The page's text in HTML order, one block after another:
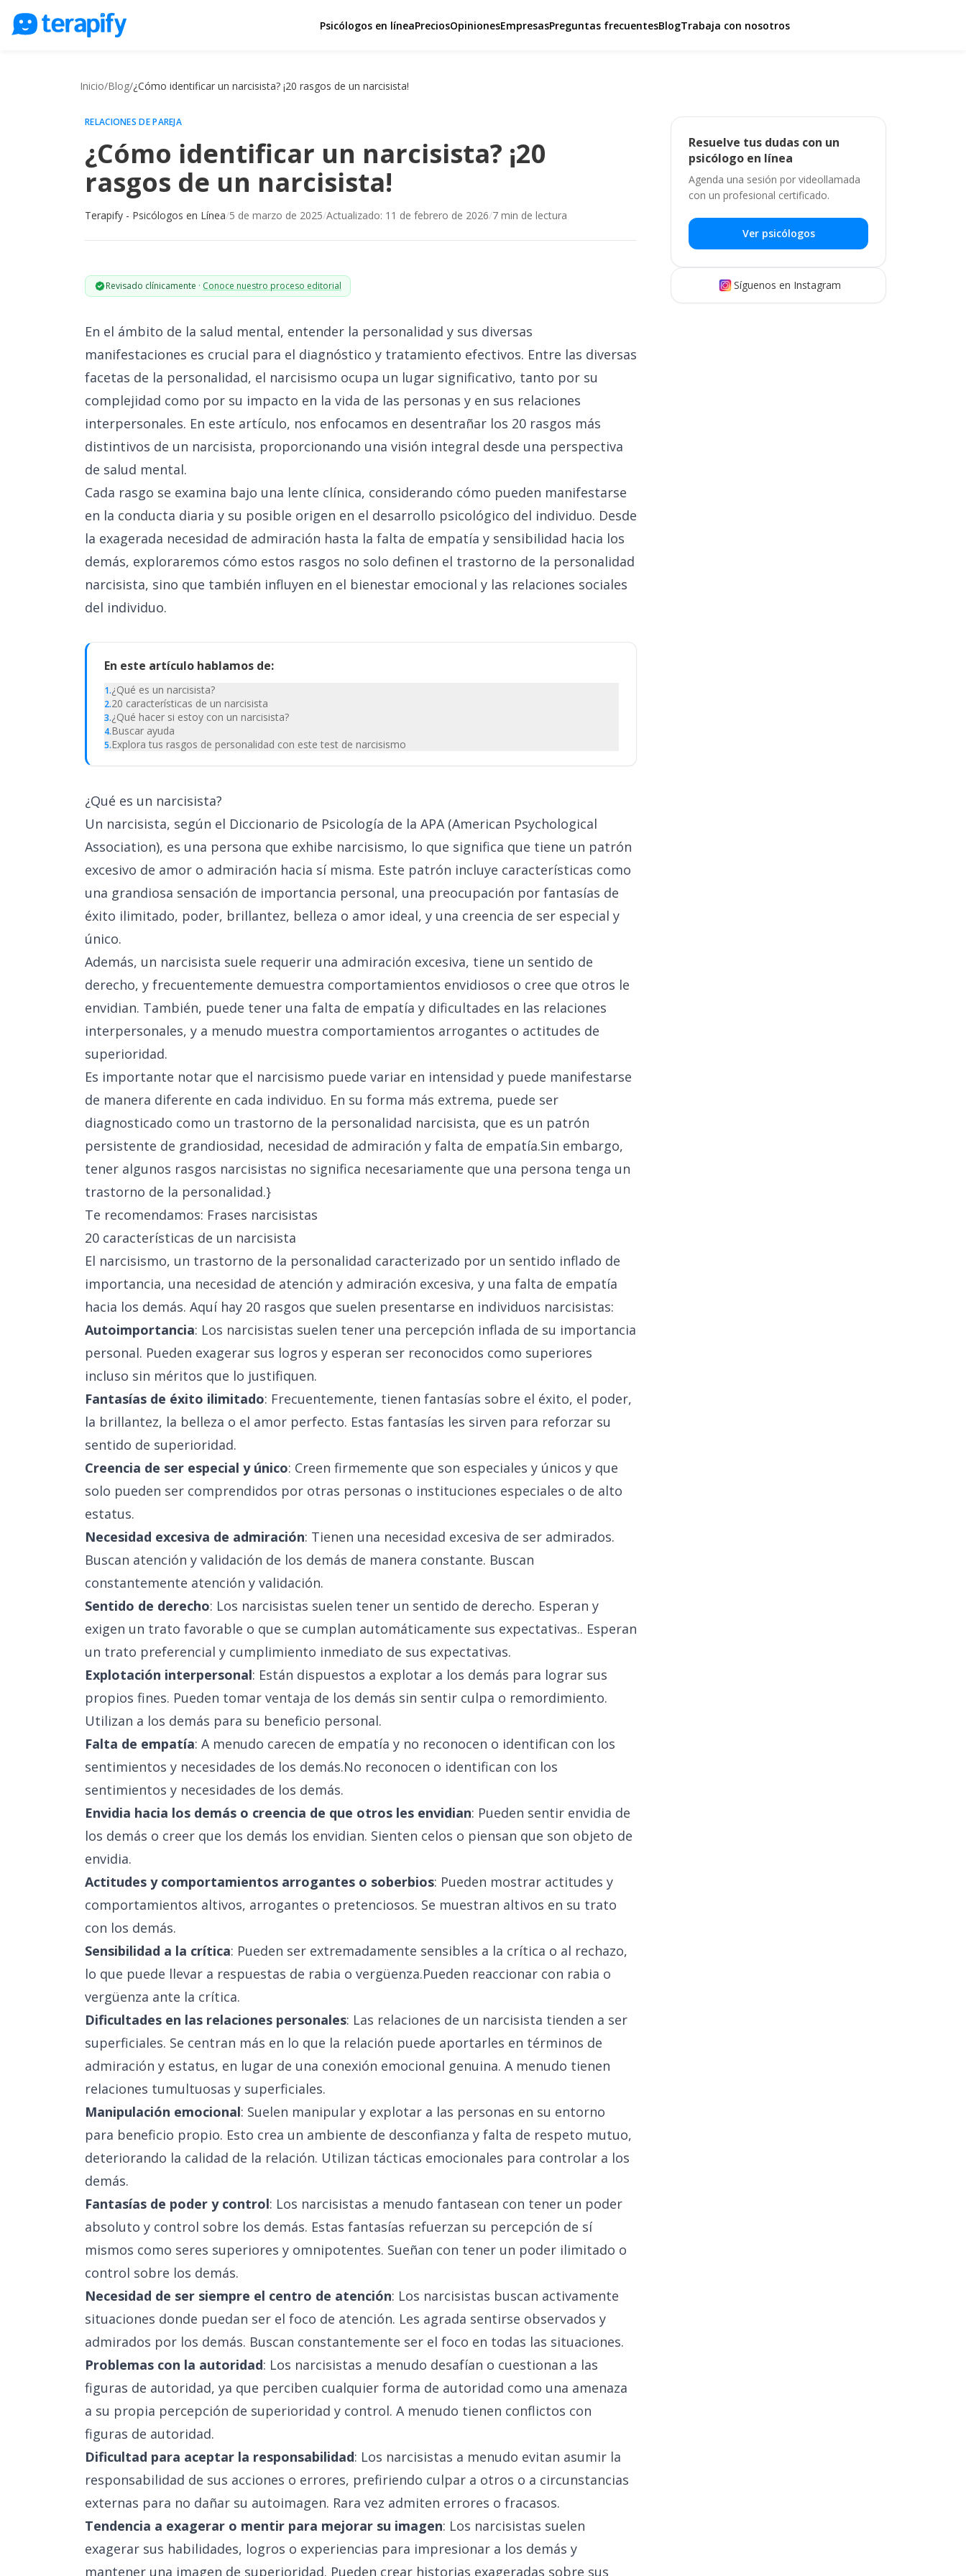
Psicólogos en líneaPreciosOpinionesEmpresasPreguntas frecuentesBlogTrabaja con nosotros
Preguntas frecuentes
Trabaja con nosotros
Inicio/Blog/¿Cómo identificar un narcisista? ¡20 rasgos de un narcisista!
RELACIONES DE PAREJA
¿Cómo identificar un narcisista? ¡20
rasgos de un narcisista!
Terapify - Psicólogos en Línea/5 de marzo de 2025/Actualizado: 11 de febrero de 2026/7 min de lectura
Revisado clínicamente · Conoce nuestro proceso editorial
En el ámbito de la salud mental, entender la personalidad y sus diversas
manifestaciones es crucial para el diagnóstico y tratamiento efectivos. Entre las diversas
facetas de la personalidad, el narcisismo ocupa un lugar significativo, tanto por su
complejidad como por su impacto en la vida de las personas y en sus relaciones
interpersonales. En este artículo, nos enfocamos en desentrañar los 20 rasgos más
distintivos de un narcisista, proporcionando una visión integral desde una perspectiva
de salud mental.
Cada rasgo se examina bajo una lente clínica, considerando cómo pueden manifestarse
en la conducta diaria y su posible origen en el desarrollo psicológico del individuo. Desde
la exagerada necesidad de admiración hasta la falta de empatía y sensibilidad hacia los
demás, exploraremos cómo estos rasgos no solo definen el trastorno de la personalidad
narcisista, sino que también influyen en el bienestar emocional y las relaciones sociales
del individuo.
En este artículo hablamos de:
1.¿Qué es un narcisista?
2.20 características de un narcisista
3.¿Qué hacer si estoy con un narcisista?
4.Buscar ayuda
5.Explora tus rasgos de personalidad con este test de narcisismo
¿Qué es un narcisista?
Un narcisista, según el Diccionario de Psicología de la APA (American Psychological
Association), es una persona que exhibe narcisismo, lo que significa que tiene un patrón
excesivo de amor o admiración hacia sí misma. Este patrón incluye características como
una grandiosa sensación de importancia personal, una preocupación por fantasías de
éxito ilimitado, poder, brillantez, belleza o amor ideal, y una creencia de ser especial y
único.
Además, un narcisista suele requerir una admiración excesiva, tiene un sentido de
derecho, y frecuentemente demuestra comportamientos envidiosos o cree que otros le
envidian. También, puede tener una falta de empatía y dificultades en las relaciones
interpersonales, y a menudo muestra comportamientos arrogantes o actitudes de
superioridad.
Es importante notar que el narcisismo puede variar en intensidad y puede manifestarse
de manera diferente en cada individuo. En su forma más extrema, puede ser
diagnosticado como un trastorno de la personalidad narcisista, que es un patrón
persistente de grandiosidad, necesidad de admiración y falta de empatía.Sin embargo,
tener algunos rasgos narcisistas no significa necesariamente que una persona tenga un
trastorno de la personalidad.}
Te recomendamos: Frases narcisistas
20 características de un narcisista
El narcisismo, un trastorno de la personalidad caracterizado por un sentido inflado de
importancia, una necesidad de atención y admiración excesiva, y una falta de empatía
hacia los demás. Aquí hay 20 rasgos que suelen presentarse en individuos narcisistas:
Autoimportancia: Los narcisistas suelen tener una percepción inflada de su importancia
personal. Pueden exagerar sus logros y esperan ser reconocidos como superiores
incluso sin méritos que lo justifiquen.
Fantasías de éxito ilimitado: Frecuentemente, tienen fantasías sobre el éxito, el poder,
la brillantez, la belleza o el amor perfecto. Estas fantasías les sirven para reforzar su
sentido de superioridad.
Creencia de ser especial y único: Creen firmemente que son especiales y únicos y que
solo pueden ser comprendidos por otras personas o instituciones especiales o de alto
estatus.
Necesidad excesiva de admiración: Tienen una necesidad excesiva de ser admirados.
Buscan atención y validación de los demás de manera constante. Buscan
constantemente atención y validación.
Sentido de derecho: Los narcisistas suelen tener un sentido de derecho. Esperan y
exigen un trato favorable o que se cumplan automáticamente sus expectativas.. Esperan
un trato preferencial y cumplimiento inmediato de sus expectativas.
Explotación interpersonal: Están dispuestos a explotar a los demás para lograr sus
propios fines. Pueden tomar ventaja de los demás sin sentir culpa o remordimiento.
Utilizan a los demás para su beneficio personal.
Falta de empatía: A menudo carecen de empatía y no reconocen o identifican con los
sentimientos y necesidades de los demás.No reconocen o identifican con los
sentimientos y necesidades de los demás.
Envidia hacia los demás o creencia de que otros les envidian: Pueden sentir envidia de
los demás o creer que los demás los envidian. Sienten celos o piensan que son objeto de
envidia.
Actitudes y comportamientos arrogantes o soberbios: Pueden mostrar actitudes y
comportamientos altivos, arrogantes o pretenciosos. Se muestran altivos en su trato
con los demás.
Sensibilidad a la crítica: Pueden ser extremadamente sensibles a la crítica o al rechazo,
lo que puede llevar a respuestas de rabia o vergüenza.Pueden reaccionar con rabia o
vergüenza ante la crítica.
Dificultades en las relaciones personales: Las relaciones de un narcisista tienden a ser
superficiales. Se centran más en lo que la relación puede aportarles en términos de
admiración y estatus, en lugar de una conexión emocional genuina. A menudo tienen
relaciones tumultuosas y superficiales.
Manipulación emocional: Suelen manipular y explotar a las personas en su entorno
para beneficio propio. Esto crea un ambiente de desconfianza y falta de respeto mutuo,
deteriorando la calidad de la relación. Utilizan tácticas emocionales para controlar a los
demás.
Fantasías de poder y control: Los narcisistas a menudo fantasean con tener un poder
absoluto y control sobre los demás. Estas fantasías refuerzan su percepción de sí
mismos como seres superiores y omnipotentes. Sueñan con tener un poder ilimitado o
control sobre los demás.
Necesidad de ser siempre el centro de atención: Los narcisistas buscan activamente
situaciones donde puedan ser el foco de atención. Les agrada sentirse observados y
admirados por los demás. Buscan constantemente ser el foco en todas las situaciones.
Problemas con la autoridad: Los narcisistas a menudo desafían o cuestionan a las
figuras de autoridad, ya que perciben cualquier forma de autoridad como una amenaza
a su propia percepción de superioridad y control. A menudo tienen conflictos con
figuras de autoridad.
Dificultad para aceptar la responsabilidad: Los narcisistas a menudo evitan asumir la
responsabilidad de sus acciones o errores, prefiriendo culpar a otros o a circunstancias
externas para no dañar su autoimagen. Rara vez admiten errores o fracasos.
Tendencia a exagerar o mentir para mejorar su imagen: Los narcisistas suelen
exagerar sus habilidades, logros o experiencias para impresionar a los demás y
mantener una imagen de superioridad. Pueden crear historias exageradas sobre sus
Resuelve tus dudas con un
psicólogo en línea
Agenda una sesión por videollamada
con un profesional certificado.
Ver psicólogos
Síguenos en Instagram